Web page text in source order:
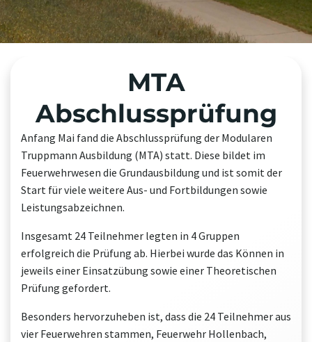
MTA
Abschlussprüfung
Anfang Mai fand die Abschlussprüfung der Modularen
Truppmann Ausbildung (MTA) statt. Diese bildet im
Feuerwehrwesen die Grundausbildung und ist somit der
Start für viele weitere Aus- und Fortbildungen sowie
Leistungsabzeichnen.
Insgesamt 24 Teilnehmer legten in 4 Gruppen
erfolgreich die Prüfung ab. Hierbei wurde das Können in
jeweils einer Einsatzübung sowie einer Theoretischen
Prüfung gefordert.
Besonders hervorzuheben ist, dass die 24 Teilnehmer aus
vier Feuerwehren stammen, Feuerwehr Hollenbach,